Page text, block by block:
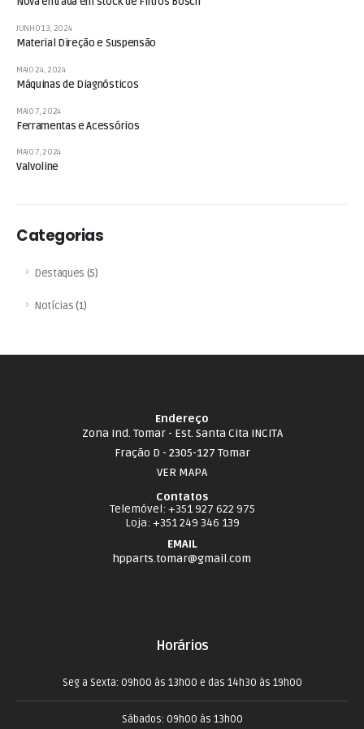
Material Direção e Suspensão
JUNHO 13, 2024
Máquinas de Diagnósticos
MAIO 24, 2024
Ferramentas e Acessórios
MAIO 7, 2024
Valvoline
MAIO 7, 2024
Categorias
Destaques (5)
Notícias(1)
Endereço
Zona Ind. Tomar - Est. Santa Cita INCITA
Fração D - 2305-127 Tomar
VER MAPA
Contatos
Telemóvel: +351 927 622 975
Loja: +351 249 346 139
EMAIL
hpparts.tomar@gmail.com
Horários
Seg a Sexta: 09h00 às 13h00 e das 14h30 às 19h00
Sábados: 09h00 às 13h00